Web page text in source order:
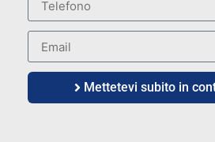
Mettetevi subito in